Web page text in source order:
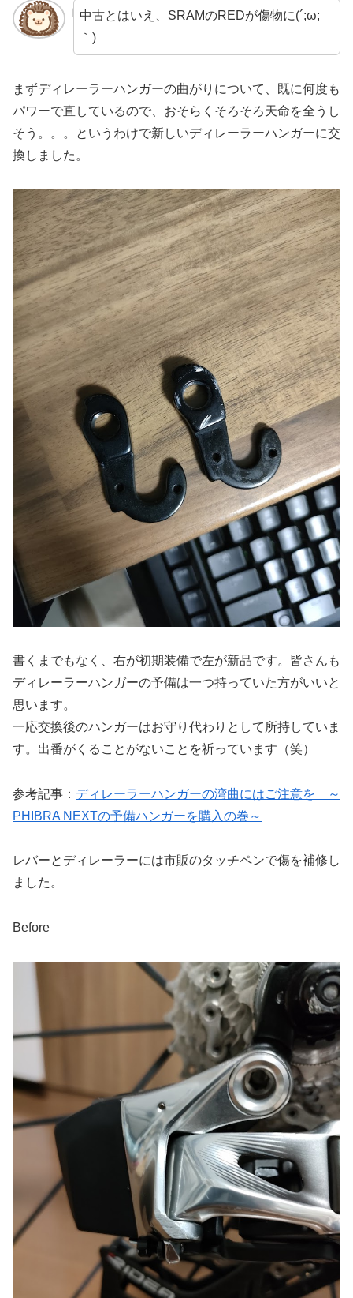
中古とはいえ、SRAMのREDが傷物に(´;ω;
｀)
まずディレーラーハンガーの曲がりについて、既に何度も
パワーで直しているので、おそらくそろそろ天命を全うし
そう。。。というわけで新しいディレーラーハンガーに交
換しました。
書くまでもなく、右が初期装備で左が新品です。皆さんも
ディレーラーハンガーの予備は一つ持っていた方がいいと
思います。
一応交換後のハンガーはお守り代わりとして所持していま
す。出番がくることがないことを祈っています（笑）
参考記事： ディレーラーハンガーの湾曲にはご注意を ～
PHIBRA NEXTの予備ハンガーを購入の巻～
レバーとディレーラーには市販のタッチペンで傷を補修し
ました。
Before